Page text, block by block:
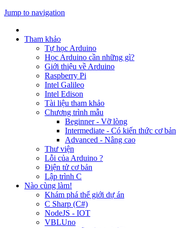
Jump to navigation
Tham khảo
Tự học Arduino
Học Arduino cần những gì?
Giới thiệu về Arduino
Raspberry Pi
Intel Galileo
Intel Edison
Tài liệu tham khảo
Chương trình mẫu
Beginner - Vỡ lòng
Intermediate - Có kiến thức cơ bản
Advanced - Nâng cao
Thư viện
Lỗi của Arduino ?
Điện tử cơ bản
Lập trình C
Nào cùng làm!
Khám phá thế giới dự án
C Sharp (C#)
NodeJS - IOT
VBLUno